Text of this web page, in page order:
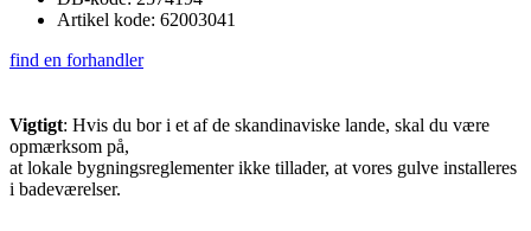
Artikel kode: 62003041
find en forhandler
Vigtigt: Hvis du bor i et af de skandinaviske lande, skal du være
opmærksom på,
at lokale bygningsreglementer ikke tillader, at vores gulve installeres
i badeværelser.